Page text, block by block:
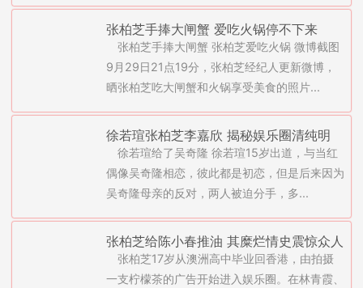
张柏芝手捧大闸蟹 爱吃火锅停不下来
张柏芝手捧大闸蟹 张柏芝爱吃火锅 微博截图
9月29日21点19分，张柏芝经纪人更新微博，
晒张柏芝吃大闸蟹和火锅享受美食的照片...
徐若瑄张柏芝李嘉欣 揭秘娱乐圈清纯明
星“初夜”都给了谁
徐若瑄给了吴奇隆 徐若瑄15岁出道，与当红
偶像吴奇隆相恋，彼此都是初恋，但是后来因为
吴奇隆母亲的反对，两人被迫分手，多...
张柏芝给陈小春推油 其糜烂情史震惊众人
张柏芝17岁从澳洲高中毕业回香港，由拍摄
一支柠檬茶的广告开始进入娱乐圈。在林青霞、